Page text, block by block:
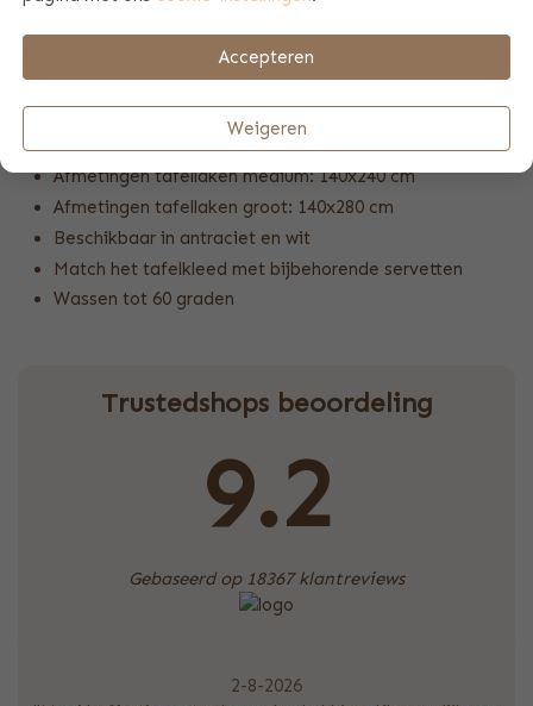
er ook voor kiezen om een foto erop te drukken. Of
ontwerp zelf een logo en upload deze in de gewenste foto
print. Zo maak je zelf een uniek tafelkleed wat niemand
Afmetingen tafellaken medium: 140x240 cm
Afmetingen tafellaken groot: 140x280 cm
Beschikbaar in antraciet en wit
Match het tafelkleed met bijbehorende servetten
Wassen tot 60 graden
Trustedshops beoordeling
9.2
Gebaseerd op 18367 klantreviews
2-8-2026
Accepteren
Weigeren